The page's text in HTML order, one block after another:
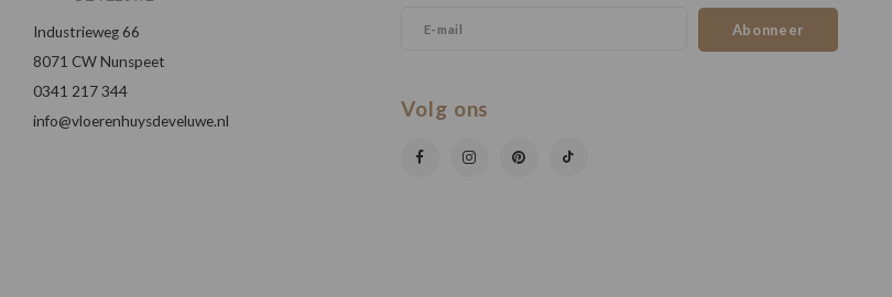
Industrieweg 66
8071 CW Nunspeet
0341 217 344
info@vloerenhuysdeveluwe.nl
Abonneer
Volg ons